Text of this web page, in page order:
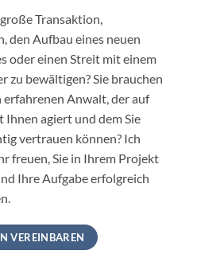
Transaktion,
den Aufbau eines neuen
oder einen Streit mit einem
zu bewältigen? Sie brauchen
erfahrenen Anwalt, der auf
Ihnen agiert und dem Sie
vertrauen können? Ich
freuen, Sie in Ihrem Projekt
Ihre Aufgabe erfolgreich
VEREINBAREN